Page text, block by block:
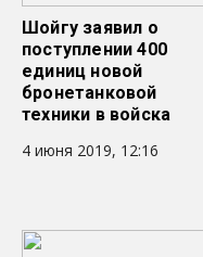
Шойгу заявил о
поступлении 400
единиц новой
бронетанковой
техники в войска
4 июня 2019, 12:16